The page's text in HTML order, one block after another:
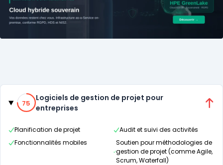
Catégories
75% de compatibilité
75
Logiciels de gestion de projet pour
entreprises
Planification de projet
Audit et suivi des activités
Fonctionnalités mobiles
Soutien pour méthodologies de
gestion de projet (comme Agile,
Scrum, Waterfall)